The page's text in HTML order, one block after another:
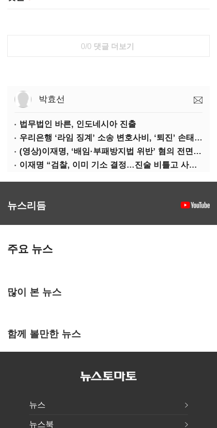
0/0 댓글 더보기
박효선
법무법인 바른, 인도네시아 진출
우리은행 ‘라임 징계’ 소송 변호사비, ‘퇴진’ 손태승 회장 개인이 납부하나
(영상)이재명, ‘배임·부패방지법 위반’ 혐의 전면 반박(종합)
이재명 “검찰, 이미 기소 결정…진술 비틀고 사건 조작에 악용”
뉴스리듬
주요 뉴스
많이 본 뉴스
함께 볼만한 뉴스
뉴스
뉴스북